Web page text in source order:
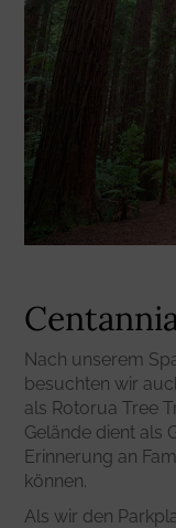
Nach unserem
besuchten wir
als Rotorua Tree
Gelände dient als
Erinnerung an
können.
Als wir den